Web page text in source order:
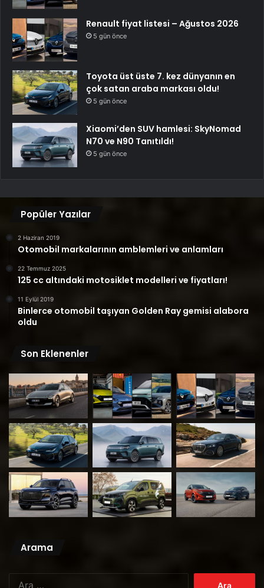
Renault fiyat listesi – Ağustos 2026
5 gün önce
Toyota üst üste 7. kez dünyanın en
çok satan araba markası oldu!
5 gün önce
Xiaomi’den SUV hamlesi: SkyNomad
N70 ve N90 Tanıtıldı!
5 gün önce
Popüler Yazılar
2 Haziran 2019
Otomobil markalarının amblemleri ve anlamları
22 Temmuz 2025
125 cc altındaki motosiklet modelleri ve fiyatları!
11 Eylül 2019
Binlerce otomobil taşıyan Golden Ray gemisi alabora
oldu
Son Eklenenler
Arama